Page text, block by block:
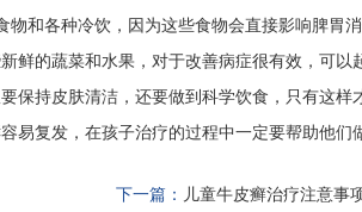
和各种冷饮，因为这些食物会直接影响脾胃
鲜的蔬菜和水果，对于改善病症很有效，可以
保持皮肤清洁，还要做到科学饮食，只有这样
易复发，在孩子治疗的过程中一定要帮助他们
下一篇： 儿童牛皮癣治疗注意事